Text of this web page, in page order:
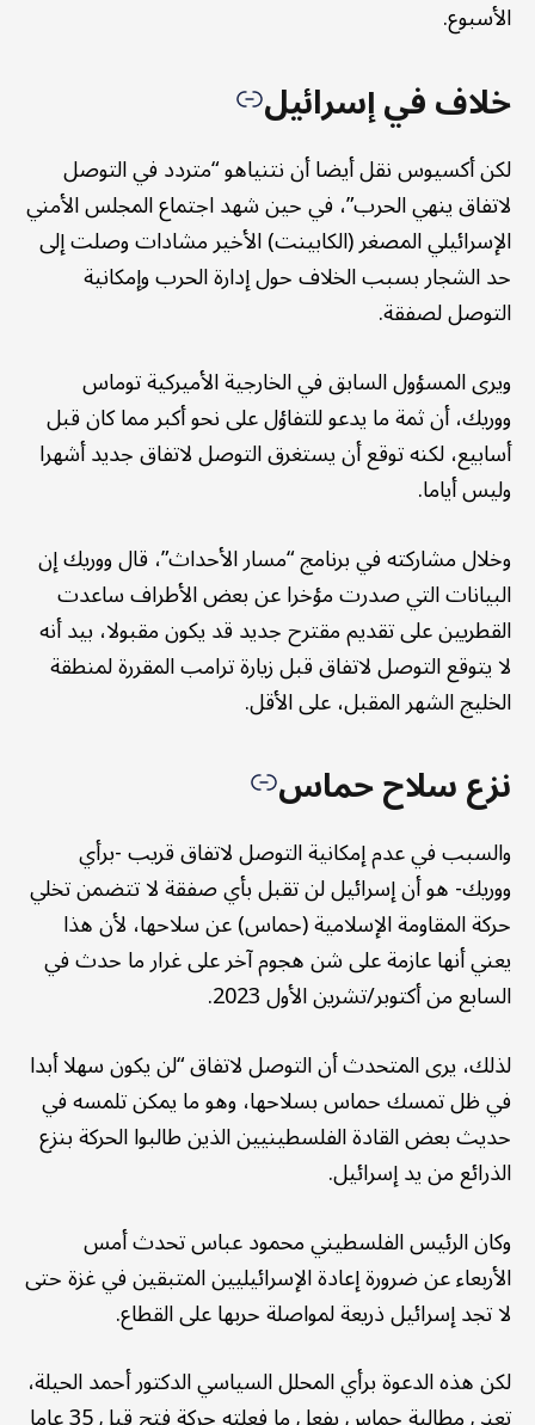
الأسبوع.
خلاف في إسرائيل
لكن أكسيوس نقل أيضا أن نتنياهو “متردد في التوصل
لاتفاق ينهي الحرب”، في حين شهد اجتماع المجلس الأمني
الإسرائيلي المصغر (الكابينت) الأخير مشادات وصلت إلى
حد الشجار بسبب الخلاف حول إدارة الحرب وإمكانية
التوصل لصفقة.
ويرى المسؤول السابق في الخارجية الأميركية توماس
ووريك، أن ثمة ما يدعو للتفاؤل على نحو أكبر مما كان قبل
أسابيع، لكنه توقع أن يستغرق التوصل لاتفاق جديد أشهرا
وليس أياما.
وخلال مشاركته في برنامج “مسار الأحداث”، قال ووريك إن
البيانات التي صدرت مؤخرا عن بعض الأطراف ساعدت
القطريين على تقديم مقترح جديد قد يكون مقبولا، بيد أنه
لا يتوقع التوصل لاتفاق قبل زيارة ترامب المقررة لمنطقة
الخليج الشهر المقبل، على الأقل.
نزع سلاح حماس
والسبب في عدم إمكانية التوصل لاتفاق قريب -برأي
ووريك- هو أن إسرائيل لن تقبل بأي صفقة لا تتضمن تخلي
حركة المقاومة الإسلامية (حماس) عن سلاحها، لأن هذا
يعني أنها عازمة على شن هجوم آخر على غرار ما حدث في
السابع من أكتوبر/تشرين الأول 2023.
لذلك، يرى المتحدث أن التوصل لاتفاق “لن يكون سهلا أبدا
في ظل تمسك حماس بسلاحها، وهو ما يمكن تلمسه في
حديث بعض القادة الفلسطينيين الذين طالبوا الحركة بنزع
الذرائع من يد إسرائيل.
وكان الرئيس الفلسطيني محمود عباس تحدث أمس
الأربعاء عن ضرورة إعادة الإسرائيليين المتبقين في غزة حتى
لا تجد إسرائيل ذريعة لمواصلة حربها على القطاع.
لكن هذه الدعوة برأي المحلل السياسي الدكتور أحمد الحيلة،